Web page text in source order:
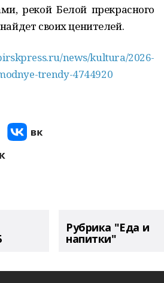
рекой Белой прекрасного
своих ценителей.
news/kultura/2026-
trendy-4744920
Рубрика "Еда и
напитки"